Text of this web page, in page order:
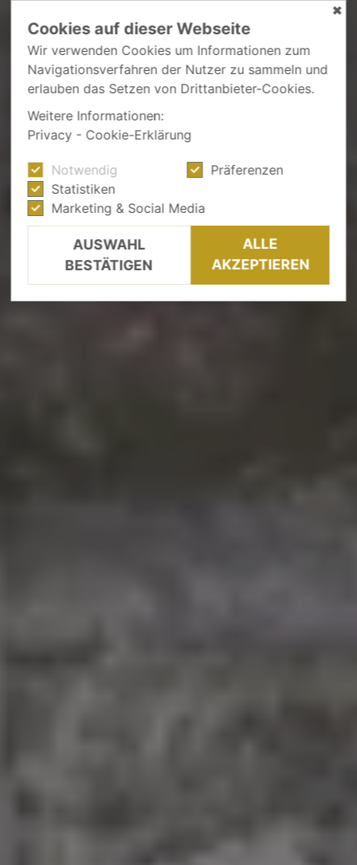
✖
Cookies auf dieser Webseite
Wir verwenden Cookies um Informationen zum
Navigationsverfahren der Nutzer zu sammeln und
erlauben das Setzen von Drittanbieter-Cookies.
Weitere Informationen:
Privacy - Cookie-Erklärung
Notwendig
Präferenzen
Statistiken
Marketing & Social Media
AUSWAHL
BESTÄTIGEN
ALLE
AKZEPTIEREN